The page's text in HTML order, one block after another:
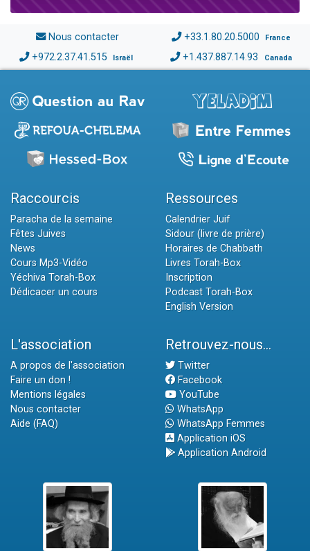
Nous contacter +33.1.80.20.5000 France
+972.2.37.41.515 Israël +1.437.887.14.93 Canada
Raccourcis
Paracha de la semaine
Fêtes Juives
News
Cours Mp3-Vidéo
Yéchiva Torah-Box
Dédicacer un cours
Ressources
Calendrier Juif
Sidour (livre de prière)
Horaires de Chabbath
Livres Torah-Box
Inscription
Podcast Torah-Box
English Version
L'association
A propos de l'association
Faire un don !
Mentions légales
Nous contacter
Aide (FAQ)
Retrouvez-nous...
Twitter
Facebook
YouTube
WhatsApp
WhatsApp Femmes
Application iOS
Application Android